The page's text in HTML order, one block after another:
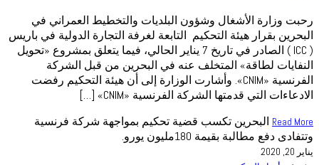
رحبت وزارة الأشغال وشؤون البلديات والتخطيط العمراني في
البحرين بقرار هيئة التحكيم التابعة لغرفة التجارة الدولية في باريس
( ICC ) الصادر في تاريخ 7 يناير الحالي، فيما يتعلق بمشروع «تحويل
النفايات لطاقة» المتخلف عنه في البحرين من قبل الشركة
الفرنسية «CNIM». وأشارت الوزارة إلى أن هيئة التحكيم رفضت
الادعاءات التي قدمتها الشركة الفرنسية «CNIM» […]
Read More البحرين تكسب قضية تحكيم بمواجهة شركة فرنسية
وتتفادى دفع مطالبة بقيمة 180مليون يورو.
يناير 20, 2020